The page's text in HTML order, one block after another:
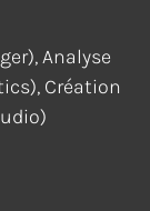
Analyse
Création